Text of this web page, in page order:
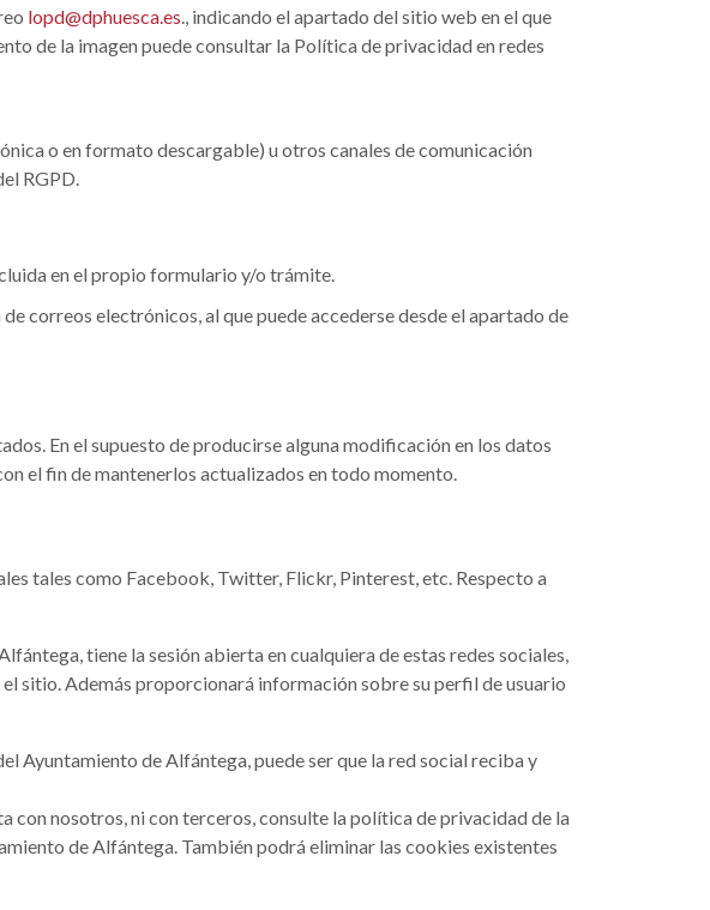
lopd@dphuesca.es., indicando el apartado del sitio web en el que
de la imagen puede consultar la Política de privacidad en redes
o en formato descargable) u otros canales de comunicación
RGPD.
en el propio formulario y/o trámite.
correos electrónicos, al que puede accederse desde el apartado de
En el supuesto de producirse alguna modificación en los datos
el fin de mantenerlos actualizados en todo momento.
tales como Facebook, Twitter, Flickr, Pinterest, etc. Respecto a
tiene la sesión abierta en cualquiera de estas redes sociales,
sitio. Además proporcionará información sobre su perfil de usuario
Ayuntamiento de Alfántega, puede ser que la red social reciba y
con nosotros, ni con terceros, consulte la política de privacidad de la
de Alfántega. También podrá eliminar las cookies existentes